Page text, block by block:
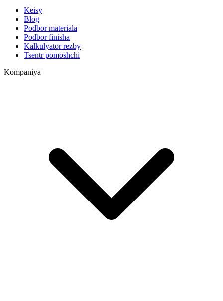
Keisy
Blog
Podbor materiala
Podbor finisha
Kalkulyator rezby
Tsentr pomoshchi
Kompaniya